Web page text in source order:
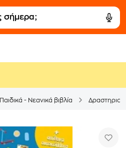
Παιδικά - Νεανικά βιβλία